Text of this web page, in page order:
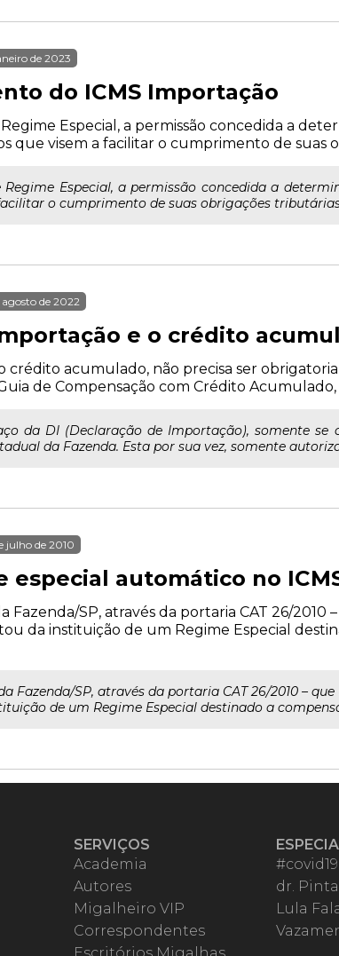
de 2023
do ICMS Importação
Especial, a permissão concedida a
que visem a facilitar o cumprimento de suas
Regime Especial, a permissão concedida a
o cumprimento de suas obrigações tributárias
de 2022
e o crédito
crédito acumulado, não precisa ser
de Compensação com Crédito
da DI (Declaração de Importação), somente
da Fazenda. Esta por sua vez, somente
julho de 2010
especial automático no
Fazenda/SP, através da portaria CAT 26/
da instituição de um Regime Especial
Fazenda/SP, através da portaria CAT 26/2010 –
de um Regime Especial destinado a
SERVIÇOS
Academia
Autores
Migalheiro VIP
Correspondentes
#covid19
dr.
Lula